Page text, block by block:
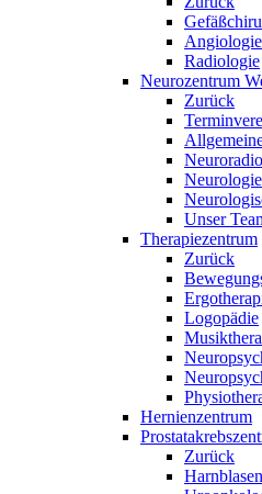
Radiologie
Neurozentrum
Zurück
Unser
Therapiezentrum
Zurück
Logopädie
Hernienzentrum
Zurück